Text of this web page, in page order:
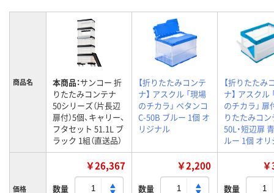
商品名 本商品：サンコー 折
りたたみコンテナ
50シリーズ（片長辺
扉付）5個、キャリー、
フタセット 51.1L ブ
ラック 1組（直送品）
【折りたたみコンテ
ナ】 アスクル 「現場
のチカラ」 ペタンコ
C-50B ブルー 1個 オ
リジナル
【折りたたみ
ナ】 アスクル
のチカラ」 扉
りたたみコン
50L・短辺扉
ルー 1個 オ
価格
￥26,367
数量
￥2,200
数量 数量